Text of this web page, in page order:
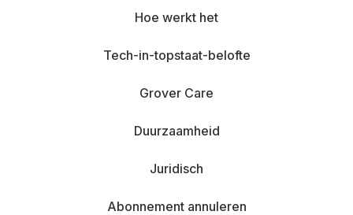
Hoe werkt het
Tech-in-topstaat-belofte
Grover Care
Duurzaamheid
Juridisch
Abonnement annuleren